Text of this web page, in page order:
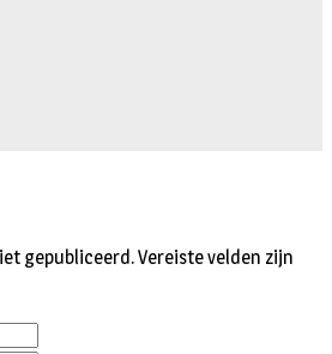
gepubliceerd.Vereiste velden zijn